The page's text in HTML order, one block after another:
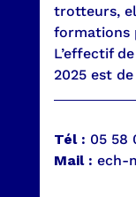
trotteurs,
formations
L’effectif
2025 est
Tél : 05 58
Mail : ech-